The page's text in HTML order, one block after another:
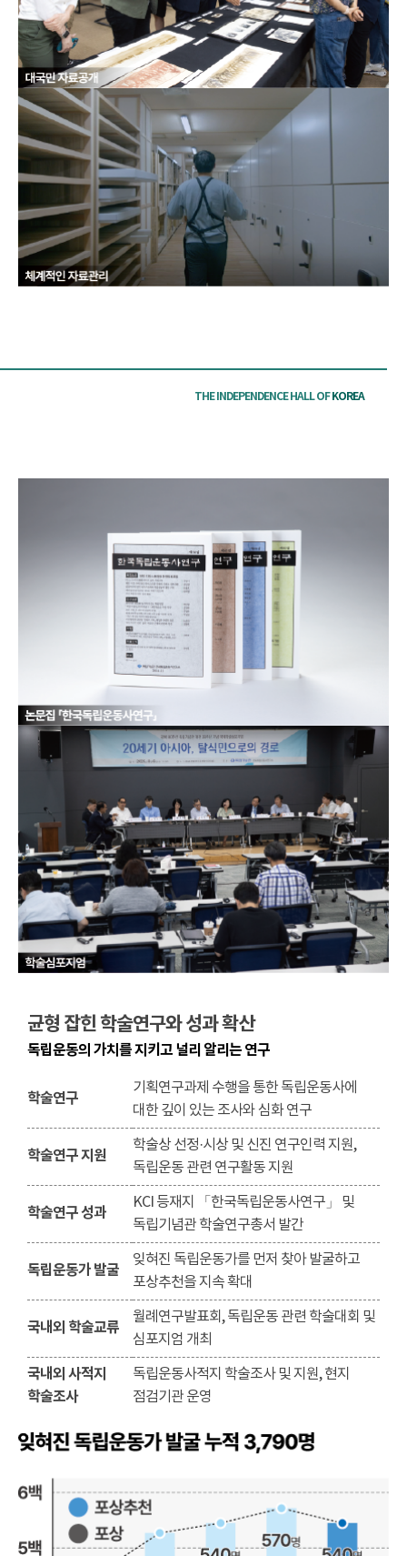
THE INDEPENDENCE HALL OFKOREA
균형 잡힌 학술연구와 성과 확산
독립운동의 가치를 지키고 널리 알리는 연구
학술연구
기획연구과제 수행을 통한 독립운동사에
대한 깊이 있는 조사와 심화 연구
학술연구 지원
학술상 선정·시상 및 신진 연구인력 지원,
독립운동 관련 연구활동 지원
학술연구 성과
KCI 등재지 「한국독립운동사연구」 및
독립기념관 학술연구총서 발간
독립운동가 발굴
잊혀진 독립운동가를 먼저 찾아 발굴하고
포상추천을 지속 확대
국내외 학술교류
월례연구발표회, 독립운동 관련 학술대회 및
심포지엄 개최
국내외 사적지
학술조사
독립운동사적지 학술조사 및 지원, 현지
점검기관 운영